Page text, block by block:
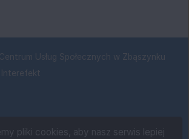
pliki cookies, aby nasz serwis lepiej
Usług Społecznych w Zbąszynku
Interefekt